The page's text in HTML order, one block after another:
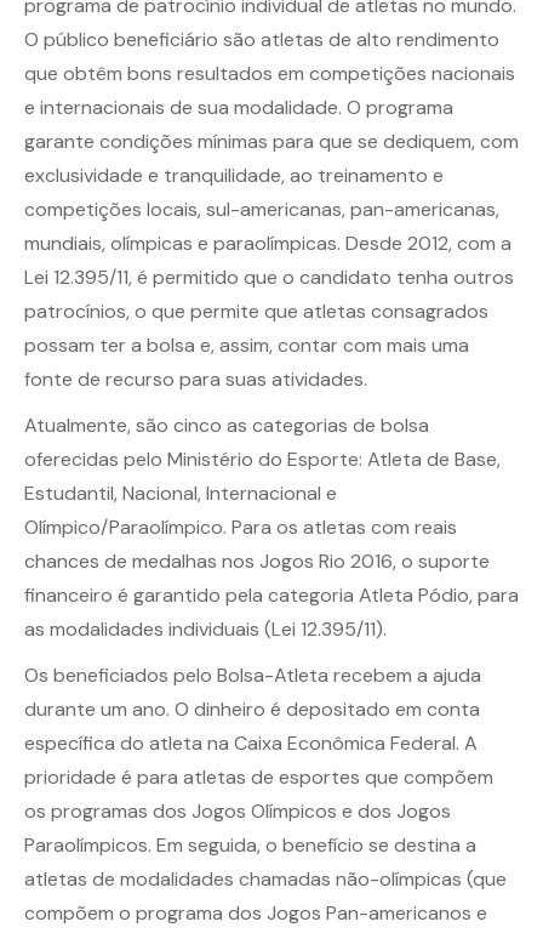
programa de patrocínio individual de atletas no mundo.
O público beneficiário são atletas de alto rendimento
que obtêm bons resultados em competições nacionais
e internacionais de sua modalidade. O programa
garante condições mínimas para que se dediquem, com
exclusividade e tranquilidade, ao treinamento e
competições locais, sul-americanas, pan-americanas,
mundiais, olímpicas e paraolímpicas. Desde 2012, com a
Lei 12.395/11, é permitido que o candidato tenha outros
patrocínios, o que permite que atletas consagrados
possam ter a bolsa e, assim, contar com mais uma
fonte de recurso para suas atividades.
Atualmente, são cinco as categorias de bolsa
oferecidas pelo Ministério do Esporte: Atleta de Base,
Estudantil, Nacional, Internacional e
Olímpico/Paraolímpico. Para os atletas com reais
chances de medalhas nos Jogos Rio 2016, o suporte
financeiro é garantido pela categoria Atleta Pódio, para
as modalidades individuais (Lei 12.395/11).
Os beneficiados pelo Bolsa-Atleta recebem a ajuda
durante um ano. O dinheiro é depositado em conta
específica do atleta na Caixa Econômica Federal. A
prioridade é para atletas de esportes que compõem
os programas dos Jogos Olímpicos e dos Jogos
Paraolímpicos. Em seguida, o benefício se destina a
atletas de modalidades chamadas não-olímpicas (que
compõem o programa dos Jogos Pan-americanos e